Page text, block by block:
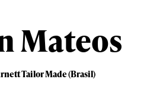
Mateos
Tailor Made (Brasil)